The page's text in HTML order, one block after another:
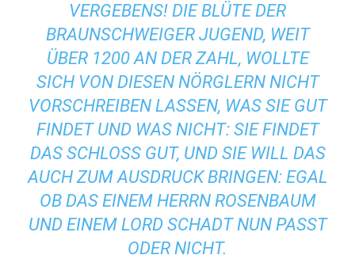
VERGEBENS! DIE BLÜTE DER
BRAUNSCHWEIGER JUGEND, WEIT
ÜBER 1200 AN DER ZAHL, WOLLTE
SICH VON DIESEN NÖRGLERN NICHT
VORSCHREIBEN LASSEN, WAS SIE GUT
FINDET UND WAS NICHT: SIE FINDET
DAS SCHLOSS GUT, UND SIE WILL DAS
AUCH ZUM AUSDRUCK BRINGEN: EGAL
OB DAS EINEM HERRN ROSENBAUM
UND EINEM LORD SCHADT NUN PASST
ODER NICHT.